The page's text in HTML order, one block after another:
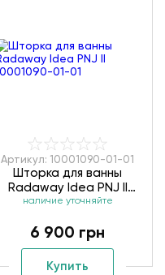
Артикул: 10001090-01-01
Шторка для ванны
Radaway Idea PNJ II
10001090-01-01
наличие уточняйте
6 900 грн
Купить